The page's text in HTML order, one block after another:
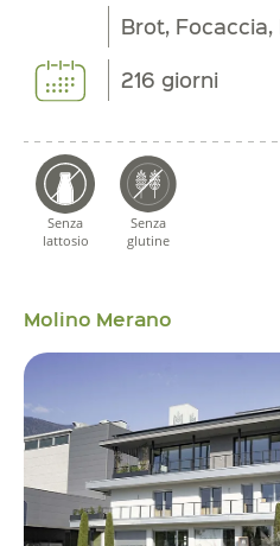
Brot, Focaccia,
216 giorni
Senza
lattosio
Senza
glutine
Molino Merano